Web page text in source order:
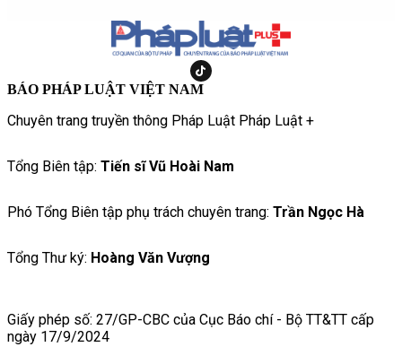
BÁO PHÁP LUẬT VIỆT NAM
Chuyên trang truyền thông Pháp Luật Pháp Luật +
Tổng Biên tập: Tiến sĩ Vũ Hoài Nam
Phó Tổng Biên tập phụ trách chuyên trang: Trần Ngọc Hà
Tổng Thư ký: Hoàng Văn Vượng
Giấy phép số: 27/GP-CBC của Cục Báo chí - Bộ TT&TT cấp
ngày 17/9/2024